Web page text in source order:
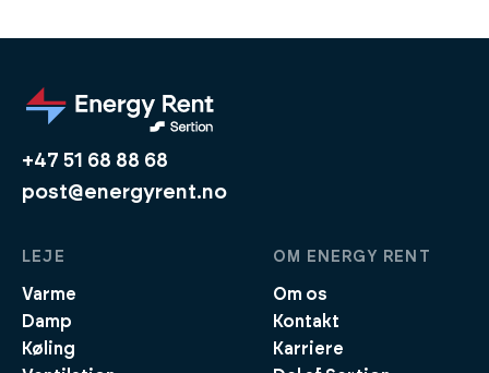
+47 51 68 88 68
post@energyrent.no
LEJE
Varme
Damp
Køling
OM ENERGY RENT
Om os
Kontakt
Karriere